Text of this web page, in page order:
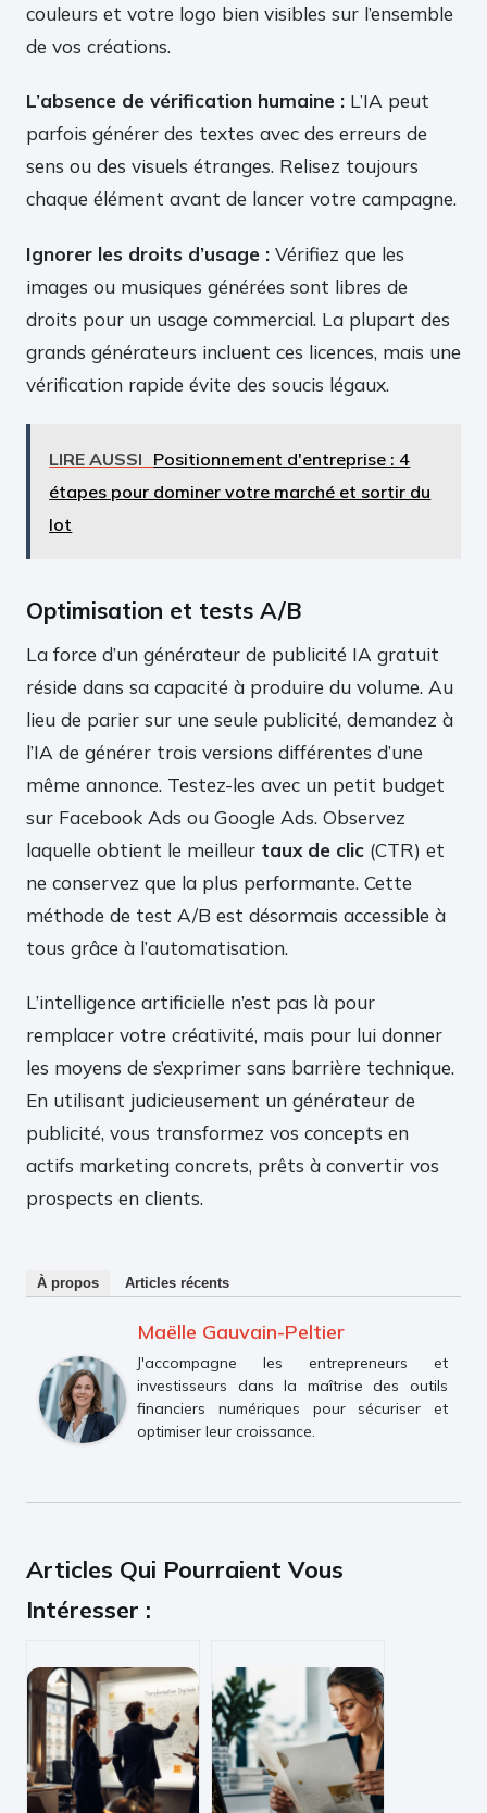
couleurs et votre logo bien visibles sur l’ensemble
de vos créations.
L’absence de vérification humaine : L’IA peut
parfois générer des textes avec des erreurs de
sens ou des visuels étranges. Relisez toujours
chaque élément avant de lancer votre campagne.
Ignorer les droits d’usage : Vérifiez que les
images ou musiques générées sont libres de
droits pour un usage commercial. La plupart des
grands générateurs incluent ces licences, mais une
vérification rapide évite des soucis légaux.
LIRE AUSSI Positionnement d'entreprise : 4
étapes pour dominer votre marché et sortir du
lot
Optimisation et tests A/B
La force d’un générateur de publicité IA gratuit
réside dans sa capacité à produire du volume. Au
lieu de parier sur une seule publicité, demandez à
l’IA de générer trois versions différentes d’une
même annonce. Testez-les avec un petit budget
sur Facebook Ads ou Google Ads. Observez
laquelle obtient le meilleur taux de clic (CTR) et
ne conservez que la plus performante. Cette
méthode de test A/B est désormais accessible à
tous grâce à l’automatisation.
L’intelligence artificielle n’est pas là pour
remplacer votre créativité, mais pour lui donner
les moyens de s’exprimer sans barrière technique.
En utilisant judicieusement un générateur de
publicité, vous transformez vos concepts en
actifs marketing concrets, prêts à convertir vos
prospects en clients.
À propos Articles récents
Maëlle Gauvain-Peltier
J'accompagne les entrepreneurs et
investisseurs dans la maîtrise des outils
financiers numériques pour sécuriser et
optimiser leur croissance.
Articles Qui Pourraient Vous
Intéresser :